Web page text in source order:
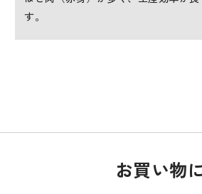
す。
お買い物